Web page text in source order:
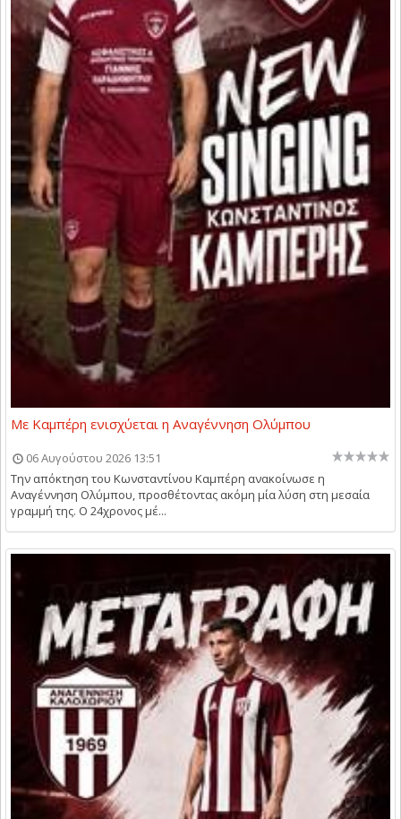
Με Καμπέρη ενισχύεται η Αναγέννηση Ολύμπου
06 Αυγούστου 2026 13:51
Την απόκτηση του Κωνσταντίνου Καμπέρη ανακοίνωσε η
Αναγέννηση Ολύμπου, προσθέτοντας ακόμη μία λύση στη μεσαία
γραμμή της. Ο 24χρονος μέ...